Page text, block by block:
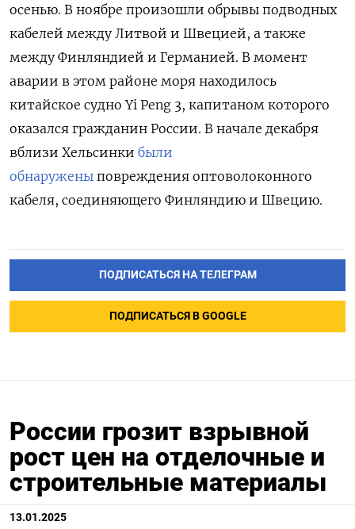
осенью. В ноябре произошли обрывы подводных
кабелей между Литвой и Швецией, а также
между Финляндией и Германией. В момент
аварии в этом районе моря находилось
китайское судно Yi Peng 3, капитаном которого
оказался гражданин России. В начале декабря
вблизи Хельсинки были
обнаружены повреждения оптоволоконного
кабеля, соединяющего Финляндию и Швецию.
ПОДПИСАТЬСЯ НА ТЕЛЕГРАМ
ПОДПИСАТЬСЯ В GOOGLE
России грозит взрывной
рост цен на отделочные и
строительные материалы
13.01.2025